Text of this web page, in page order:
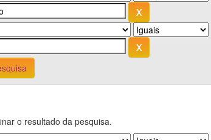
o resultado da pesquisa.